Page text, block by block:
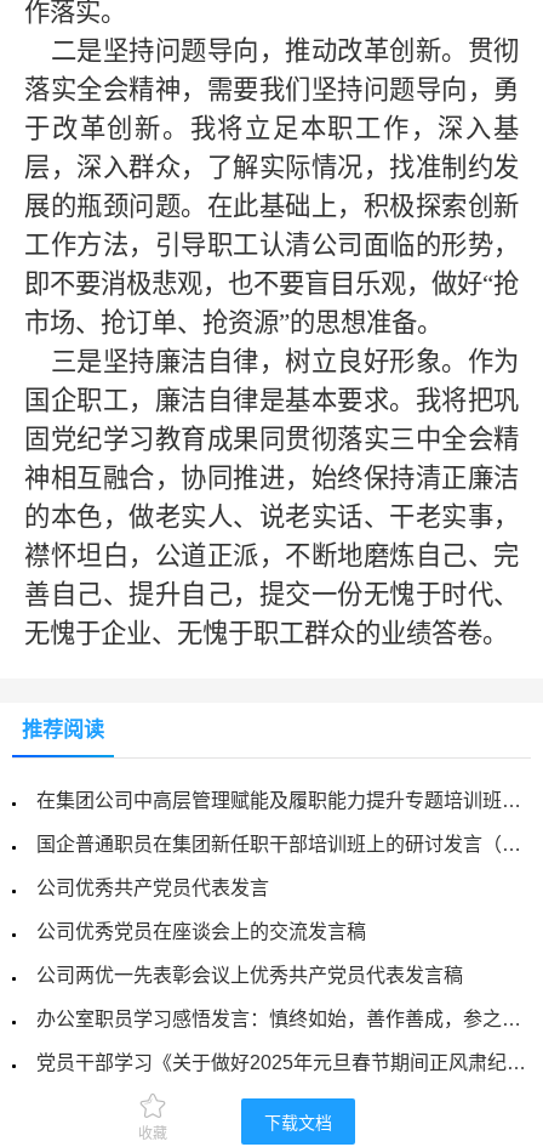
作落实。
二是坚持问题导向，推动改革创新。贯彻
落实全会精神，需要我们坚持问题导向，勇
于改革创新。我将立足本职工作，深入基
层，深入群众，了解实际情况，找准制约发
展的瓶颈问题。在此基础上，积极探索创新
工作方法，引导职工认清公司面临的形势，
即不要消极悲观，也不要盲目乐观，做好“抢
市场、抢订单、抢资源”的思想准备。
三是坚持廉洁自律，树立良好形象。作为
国企职工，廉洁自律是基本要求。我将把巩
固党纪学习教育成果同贯彻落实三中全会精
神相互融合，协同推进，始终保持清正廉洁
的本色，做老实人、说老实话、干老实事，
襟怀坦白，公道正派，不断地磨炼自己、完
善自己、提升自己，提交一份无愧于时代、
无愧于企业、无愧于职工群众的业绩答卷。
推荐阅读
在集团公司中高层管理赋能及履职能力提升专题培训班上的交流发言（学员心得体会）
国企普通职员在集团新任职干部培训班上的研讨发言（适用于各类学习培训心得、交流发言等）
公司优秀共产党员代表发言
公司优秀党员在座谈会上的交流发言稿
公司两优一先表彰会议上优秀共产党员代表发言稿
办公室职员学习感悟发言：慎终如始，善作善成，参之有道，言之及时
党员干部学习《关于做好2025年元旦春节期间正风肃纪工作的通知》心得体会
收藏
下载文档